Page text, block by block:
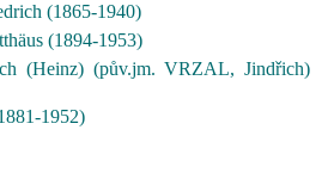
(1865-1940)
(1894-1953)
(Heinz) (pův.jm. VRZAL, Jindřich)
1952)